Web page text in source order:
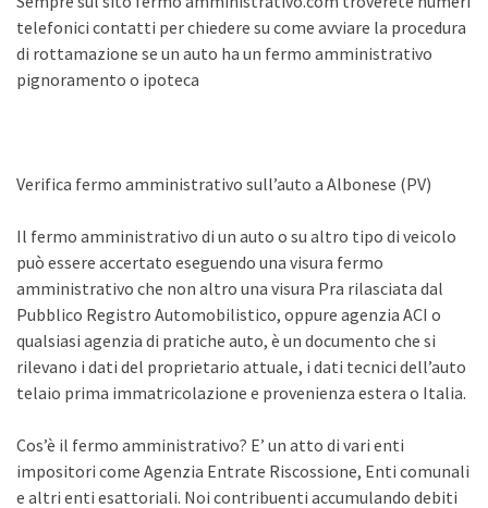
telefonici contatti per chiedere su come avviare la procedura
di rottamazione se un auto ha un fermo amministrativo
pignoramento o ipoteca
Verifica fermo amministrativo sull’auto a Albonese (PV)
Il fermo amministrativo di un auto o su altro tipo di veicolo
può essere accertato eseguendo una visura fermo
amministrativo che non altro una visura Pra rilasciata dal
Pubblico Registro Automobilistico, oppure agenzia ACI o
qualsiasi agenzia di pratiche auto, è un documento che si
rilevano i dati del proprietario attuale, i dati tecnici dell’auto
telaio prima immatricolazione e provenienza estera o Italia.
Cos’è il fermo amministrativo? E’ un atto di vari enti
impositori come Agenzia Entrate Riscossione, Enti comunali
e altri enti esattoriali. Noi contribuenti accumulando debiti